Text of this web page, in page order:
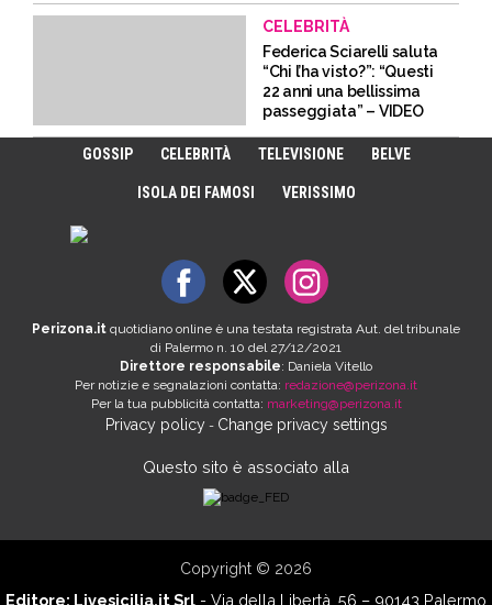
CELEBRITÀ
Federica Sciarelli saluta
“Chi l’ha visto?”: “Questi
22 anni una bellissima
passeggiata” – VIDEO
GOSSIP CELEBRITÀ TELEVISIONE BELVE
ISOLA DEI FAMOSI VERISSIMO
Perizona.it quotidiano online è una testata registrata Aut. del tribunale
di Palermo n. 10 del 27/12/2021
Direttore responsabile: Daniela Vitello
Per notizie e segnalazioni contatta: redazione@perizona.it
Per la tua pubblicità contatta: marketing@perizona.it
Privacy policy- Change privacy settings
Questo sito è associato alla
Copyright © 2026
Editore: Livesicilia.it Srl - Via della Libertà, 56 – 90143 Palermo